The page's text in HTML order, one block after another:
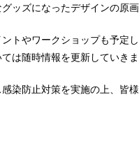
ッズになったデザインの原
トやワークショップも予定し
は随時情報を更新していき
染防止対策を実施の上、皆